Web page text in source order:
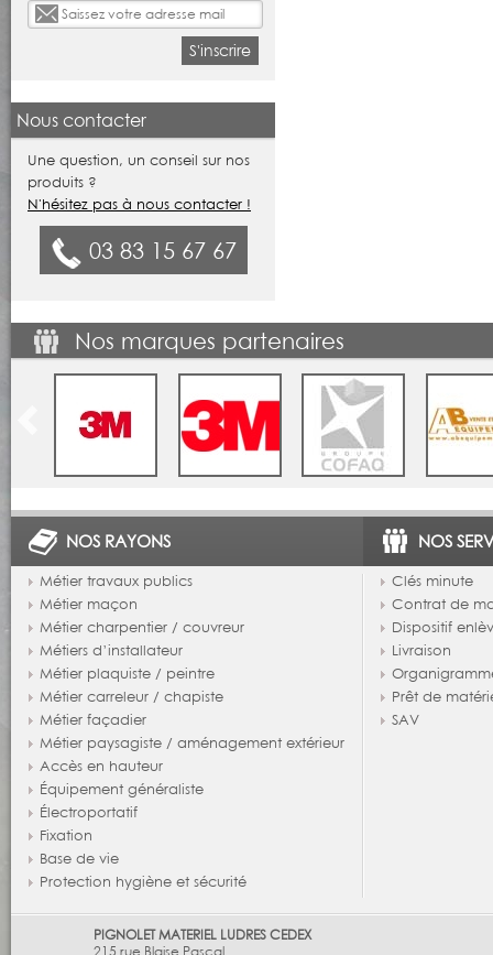
S'inscrire
Nous contacter
Une question, un conseil sur nos
produits ?
N'hésitez pas à nous contacter !
03 83 15 67 67
Nos marques partenaires
NOS RAYONS
Métier travaux publics
Métier maçon
Métier charpentier / couvreur
Métiers d’installateur
Métier plaquiste / peintre
Métier carreleur / chapiste
Métier façadier
Métier paysagiste / aménagement extérieur
Accès en hauteur
Équipement généraliste
Électroportatif
Fixation
Base de vie
Protection hygiène et sécurité
NOS
Clés minute
Contrat de
Dispositif
Livraison
Prêt de
SAV
PIGNOLET MATERIEL LUDRES CEDEX
215 rue Blaise Pascal